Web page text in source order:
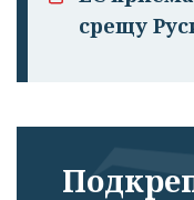
срещу